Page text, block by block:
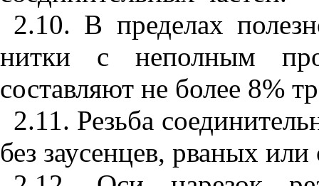
2.10. В пределах
нитки с неполным
составляют не более 8%
2.11. Резьба
без заусенцев, рваных